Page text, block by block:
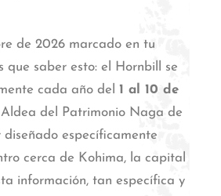
de 2026 marcado en tu
que saber esto: el Hornbill se
cada año del 1 al 10 de
del Patrimonio Naga de
diseñado específicamente
cerca de Kohima, la capital
información, tan específica y